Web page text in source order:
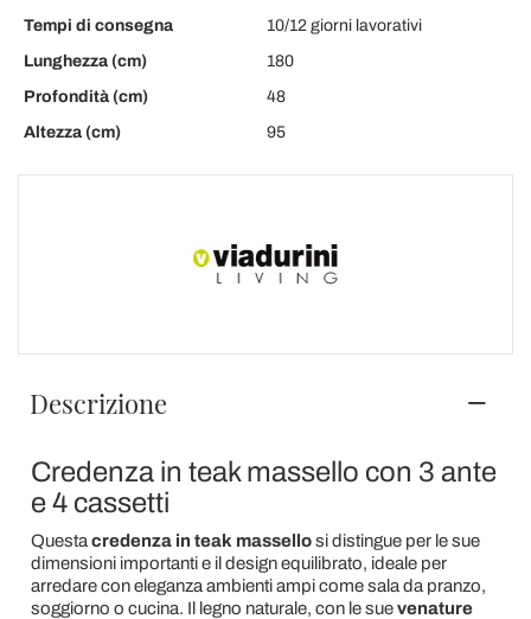
Tempi di consegna
10/12 giorni lavorativi
Lunghezza (cm)
180
Profondità (cm)
48
Altezza (cm)
95
Descrizione
Credenza in teak massello con 3 ante
e 4 cassetti
Questa credenza in teak massellosi distingue per le sue
dimensioni importanti e il design equilibrato, ideale per
arredare con eleganza ambienti ampi come sala da pranzo,
soggiorno o cucina. Il legno naturale, con le suevenature